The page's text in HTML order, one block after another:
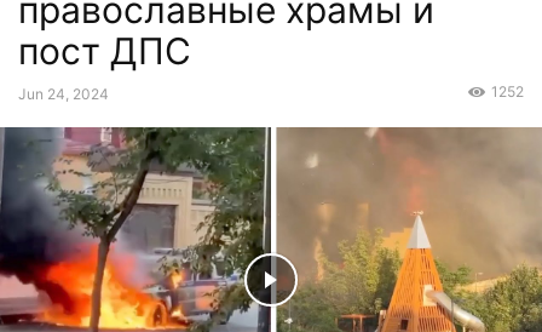
православные храмы и
пост ДПС
Jun 24, 2024 1252